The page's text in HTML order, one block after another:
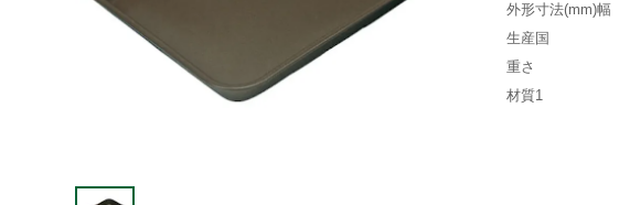
外形寸法(mm)幅
生産国
重さ
材質1